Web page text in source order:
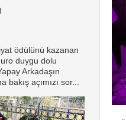
ödülünü kazanan
duygu dolu
Arkadaşın
bakış açımızı sor...